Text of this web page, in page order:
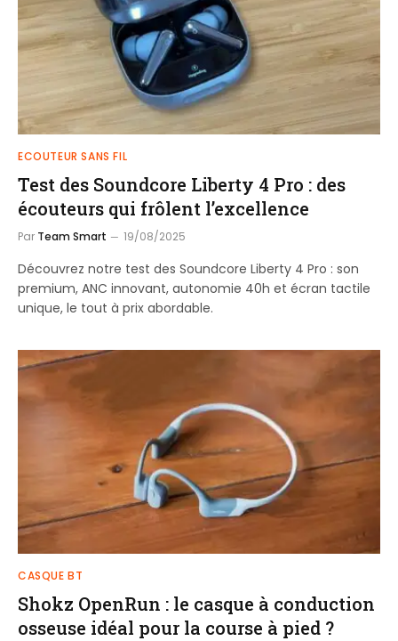
ECOUTEUR SANS FIL
Test des Soundcore Liberty 4 Pro : des
écouteurs qui frôlent l’excellence
Par Team Smart 19/08/2025
Découvrez notre test des Soundcore Liberty 4 Pro : son
premium, ANC innovant, autonomie 40h et écran tactile
unique, le tout à prix abordable.
CASQUE BT
Shokz OpenRun : le casque à conduction
osseuse idéal pour la course à pied ?